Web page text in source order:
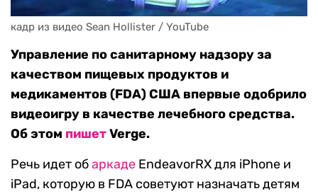
кадр из видео Sean Hollister / YouTube
Управление по санитарному надзору за
качеством пищевых продуктов и
медикаментов (FDA) США впервые одобрило
видеоигру в качестве лечебного средства.
Об этом пишетVerge.
Речь идет обаркаде EndeavorRX для iPhone и
iPad, которую в FDA советуют назначать детям